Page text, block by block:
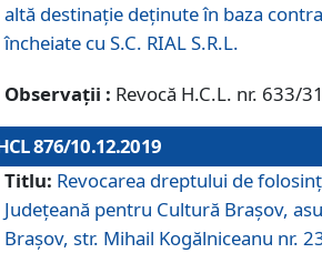
altă destinație deținute în baza
încheiate cu S.C. RIAL S.R.L.
Observații : Revocă H.C.L. nr. 633/
876/10.12.2019
Titlu: Revocarea dreptului de
Judeţeană pentru Cultură Braşov,
Braşov, str. Mihail Kogălniceanu nr.